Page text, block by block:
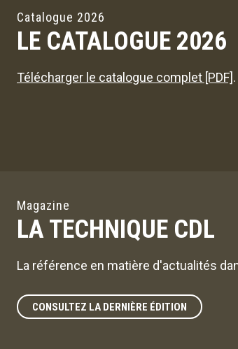
Catalogue 2026
LE CATALOGUE 2026
Télécharger le catalogue complet [PDF].
Magazine
LA TECHNIQUE CDL
La référence en matière d'actualités
CONSULTEZ LA DERNIÈRE ÉDITION